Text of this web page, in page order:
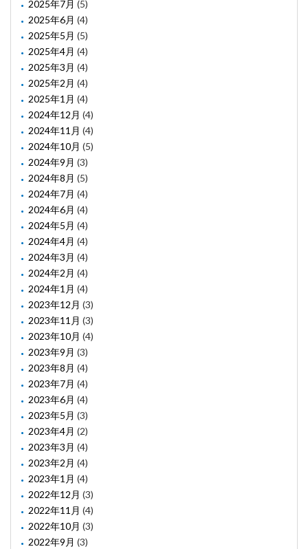
2025年7月 (5)
2025年6月 (4)
2025年5月 (5)
2025年4月 (4)
2025年3月 (4)
2025年2月 (4)
2025年1月 (4)
2024年12月 (4)
2024年11月 (4)
2024年10月 (5)
2024年9月 (3)
2024年8月 (5)
2024年7月 (4)
2024年6月 (4)
2024年5月 (4)
2024年4月 (4)
2024年3月 (4)
2024年2月 (4)
2024年1月 (4)
2023年12月 (3)
2023年11月 (3)
2023年10月 (4)
2023年9月 (3)
2023年8月 (4)
2023年7月 (4)
2023年6月 (4)
2023年5月 (3)
2023年4月 (2)
2023年3月 (4)
2023年2月 (4)
2023年1月 (4)
2022年12月 (3)
2022年11月 (4)
2022年10月 (3)
2022年9月 (3)